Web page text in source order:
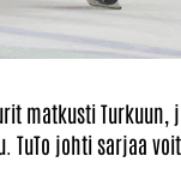
matkusti Turkuun,
TuTo johti sarjaa